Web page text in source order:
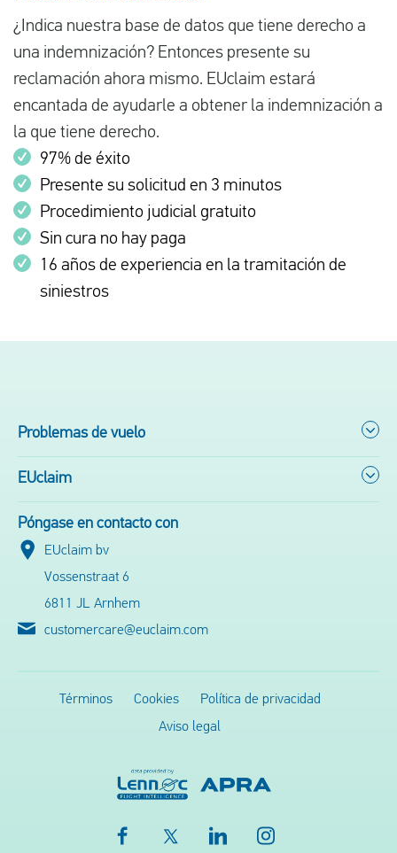
¿Indica nuestra base de datos que tiene derecho a
una indemnización? Entonces presente su
reclamación ahora mismo. EUclaim estará
encantada de ayudarle a obtener la indemnización a
la que tiene derecho.
97% de éxito
Presente su solicitud en 3 minutos
Procedimiento judicial gratuito
Sin cura no hay paga
16 años de experiencia en la tramitación de
siniestros
Problemas de vuelo
EUclaim
Póngase en contacto con
EUclaim bv
Vossenstraat 6
6811 JL Arnhem
customercare@euclaim.com
Términos Cookies
Política de privacidad
Aviso legal